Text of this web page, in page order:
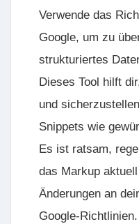
Verwende das
Google, um zu
strukturiertes
Dieses Tool hilft
und
Snippets wie
Es ist ratsam,
das Markup
Änderungen an
Google-Richtlinien.